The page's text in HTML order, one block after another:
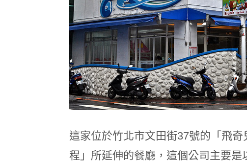
這家位於竹北市文田街37號的「飛
程」所延伸的餐廳，這個公司主要是